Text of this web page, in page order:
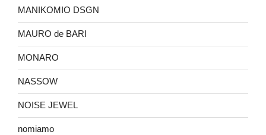
MANIKOMIO DSGN
MAURO de BARI
MONARO
NASSOW
NOISE JEWEL
nomiamo